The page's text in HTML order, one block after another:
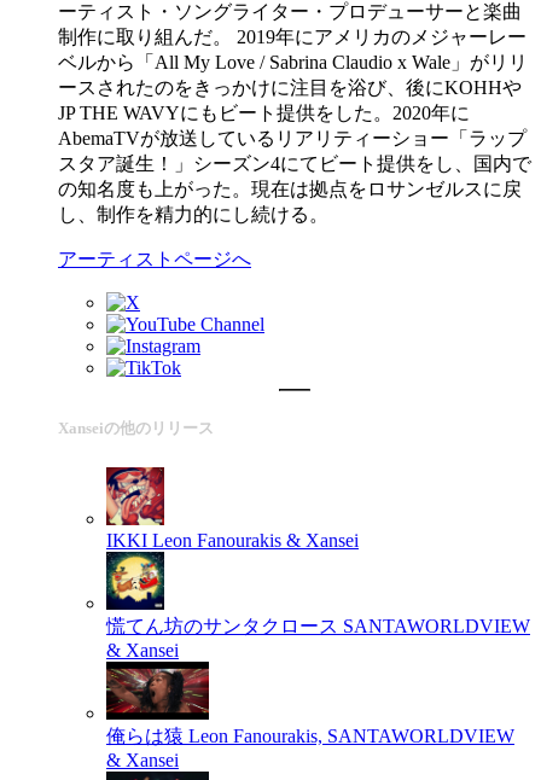
ーティスト・ソングライター・プロデューサーと楽曲
制作に取り組んだ。 2019年にアメリカのメジャーレー
ベルから「All My Love / Sabrina Claudio x Wale」がリリ
ースされたのをきっかけに注目を浴び、後にKOHHや
JP THE WAVYにもビート提供をした。2020年に
AbemaTVが放送しているリアリティーショー「ラップ
スタア誕生！」シーズン4にてビート提供をし、国内で
の知名度も上がった。現在は拠点をロサンゼルスに戻
し、制作を精力的にし続ける。
アーティストページへ
Xanseiの他のリリース
IKKI Leon Fanourakis & Xansei
慌てん坊のサンタクロース SANTAWORLDVIEW
& Xansei
俺らは猿 Leon Fanourakis, SANTAWORLDVIEW
& Xansei